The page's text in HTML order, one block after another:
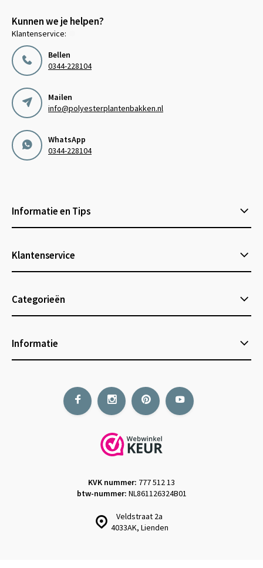
Kunnen we je helpen?
Klantenservice:
Bellen
0344-228104
Mailen
info@polyesterplantenbakken.nl
WhatsApp
0344-228104
Informatie en Tips
Klantenservice
Categorieën
Informatie
Veldstraat 2a
4033AK, Lienden
KVK nummer: 777 512 13
btw-nummer: NL861126324B01